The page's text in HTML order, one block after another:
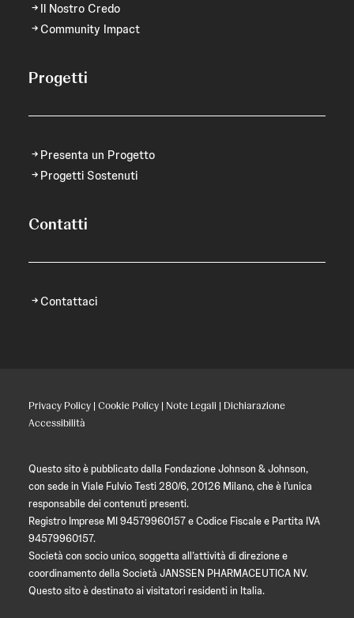
Il Nostro Credo
Community Impact
Progetti
Presenta un Progetto
Progetti Sostenuti
Contatti
Contattaci
Privacy Policy | Cookie Policy | Note Legali | Dichiarazione
Accessibilità
Questo sito è pubblicato dalla Fondazione Johnson & Johnson,
con sede in Viale Fulvio Testi 280/6, 20126 Milano, che è l’unica
responsabile dei contenuti presenti.
Registro Imprese MI 94579960157 e Codice Fiscale e Partita IVA
94579960157.
Società con socio unico, soggetta all’attività di direzione e
coordinamento della Società JANSSEN PHARMACEUTICA NV.
Questo sito è destinato ai visitatori residenti in Italia.